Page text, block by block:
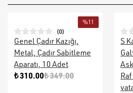
%11
(0)
Genel Çadır Kazığı,
Metal, Çadır Sabitleme
Aparatı, 10 Adet
₺ 310.00₺ 349.00
S